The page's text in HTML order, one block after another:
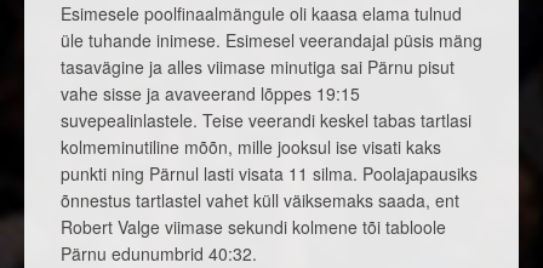
Esimesele poolfinaalmängule oli kaasa elama tulnud
üle tuhande inimese. Esimesel veerandajal püsis mäng
tasavägine ja alles viimase minutiga sai Pärnu pisut
vahe sisse ja avaveerand lõppes 19:15
suvepealinlastele. Teise veerandi keskel tabas tartlasi
kolmeminutiline mõõn, mille jooksul ise visati kaks
punkti ning Pärnul lasti visata 11 silma. Poolajapausiks
õnnestus tartlastel vahet küll väiksemaks saada, ent
Robert Valge viimase sekundi kolmene tõi tabloole
Pärnu edunumbrid 40:32.